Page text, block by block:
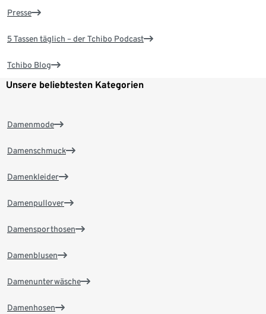
Presse
5 Tassen täglich – der Tchibo Podcast
Tchibo Blog
Unsere beliebtesten Kategorien
Damenmode
Damenschmuck
Damenkleider
Damenpullover
Damensporthosen
Damenblusen
Damenunterwäsche
Damenhosen